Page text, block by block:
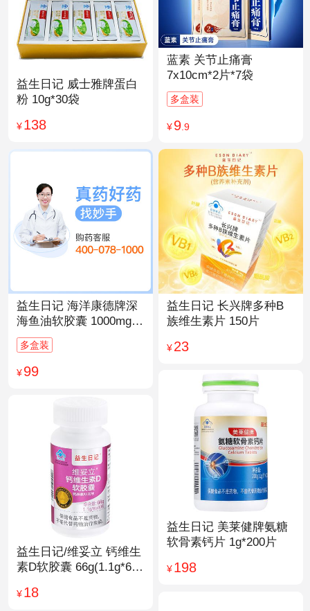
蓝素 关节止痛膏
7x10cm*2片*7袋
多盒装
¥9.9
益生日记 威士雅牌蛋白
粉 10g*30袋
¥138
益生日记 海洋康德牌深
海鱼油软胶囊 1000mg/
粒*200粒
多盒装
¥99
益生日记 长兴牌多种B
族维生素片 150片
¥23
益生日记 美莱健牌氨糖
软骨素钙片 1g*200片
¥198
益生日记/维妥立 钙维生
素D软胶囊 66g(1.1g*60
¥18